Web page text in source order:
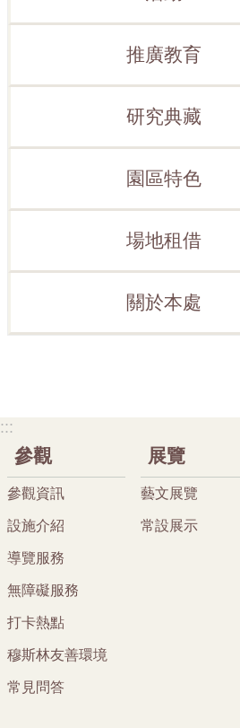
推廣教育
研究典藏
園區特色
場地租借
關於本處
:::
參觀
參觀資訊
設施介紹
導覽服務
無障礙服務
打卡熱點
穆斯林友善環境
常見問答
展覽
藝文展覽
常設展示